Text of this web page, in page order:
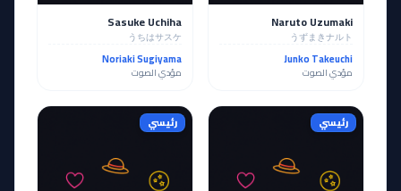
Naruto Uzumaki
うずまきナルト
Junko Takeuchi
مؤدي الصوت
Sasuke Uchiha
うちはサスケ
Noriaki Sugiyama
مؤدي الصوت
رئيسي رئيسي